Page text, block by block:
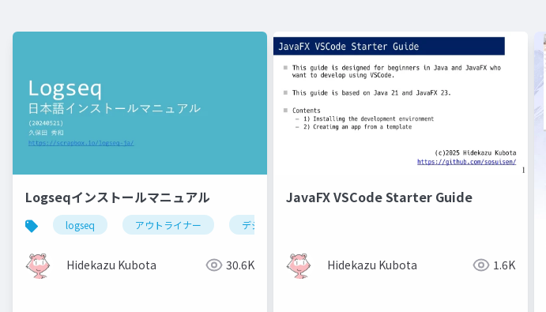
Logseqインストールマニュアル
logseq アウトライナー デジタルノート
Hidekazu Kubota 30.6K
JavaFX VSCode Starter Guide
Hidekazu Kubota 1.6K